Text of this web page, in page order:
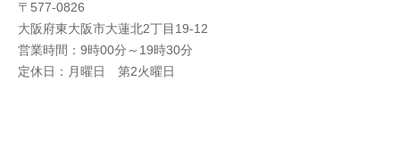
〒577-0826
大阪府東大阪市大蓮北2丁目19-12
営業時間：9時00分～19時30分
定休日：月曜日 第2火曜日